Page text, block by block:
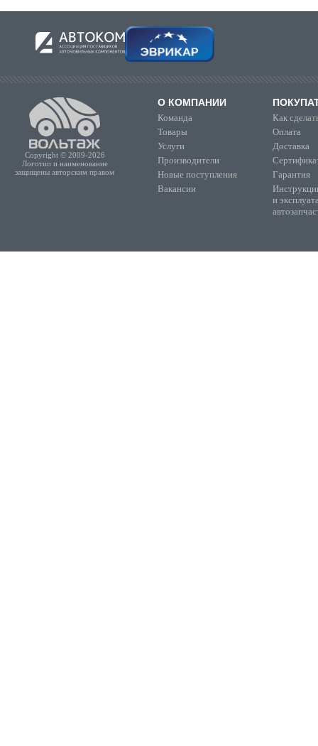
Copyright © 2009-2026
Логотип и наименование
защищены авторским правом
О КОМПАНИИ
Команда
Товары
Услуги
Производители
Новые поступления
Вакансии
Как
Оплата
Доставка
Гарантия
и